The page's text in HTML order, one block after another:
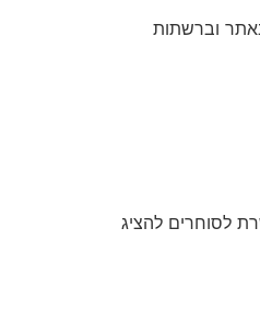
וברשתות
של 50 ש״ח לפרסום. הפלטפורמה מאפשרת לסוחרים להציג